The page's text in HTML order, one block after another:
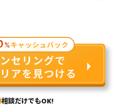
相談だけでもOK!